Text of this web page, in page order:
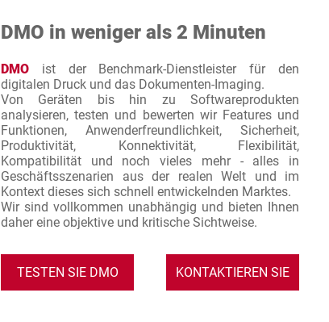
DMO in weniger als 2 Minuten
DMO ist der Benchmark-Dienstleister für den
digitalen Druck und das Dokumenten-Imaging.
Von Geräten bis hin zu Softwareprodukten
analysieren, testen und bewerten wir Features und
Funktionen, Anwenderfreundlichkeit, Sicherheit,
Produktivität, Konnektivität, Flexibilität,
Kompatibilität und noch vieles mehr - alles in
Geschäftsszenarien aus der realen Welt und im
Kontext dieses sich schnell entwickelnden Marktes.
Wir sind vollkommen unabhängig und bieten Ihnen
daher eine objektive und kritische Sichtweise.
TESTEN SIE DMO KONTAKTIEREN SIE